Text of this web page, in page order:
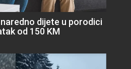
naredno dijete u porodici
od 150 KM